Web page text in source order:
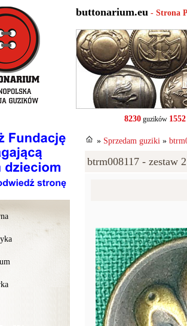
buttonarium.eu - Strona
8230guzików 1552
» Sprzedam guziki »
btrm008117 - zestaw